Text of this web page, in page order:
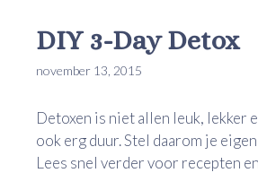
DIY 3-Day Detox
november 13, 2015
Detoxen is niet allen leuk, lekker
ook erg duur. Stel daarom je
Lees snel verder voor recepten